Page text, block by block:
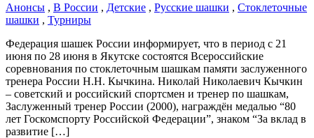
Анонсы , В России , Детские , Русские шашки , Стоклеточные
шашки , Турниры
Федерация шашек России информирует, что в период с 21
июня по 28 июня в Якутске состоятся Всероссийские
соревнования по стоклеточным шашкам памяти заслуженного
тренера России Н.Н. Кычкина. Николай Николаевич Кычкин
– советский и российский спортсмен и тренер по шашкам,
Заслуженный тренер России (2000), награждён медалью “80
лет Госкомспорту Российской Федерации”, знаком “За вклад в
развитие […]